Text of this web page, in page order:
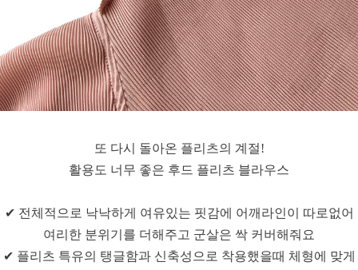
또 다시 돌아온 플리츠의 계절!
활용도 너무 좋은 후드 플리츠 블라우스
✔ 전체적으로 낙낙하게 여유있는 핏감에 어깨라인이 따로없어
여리한 분위기를 더해주고 군살은 싹 커버해줘요
✔ 플리츠 특유의 탱글함과 신축성으로 착용했을때 체형에 맞게